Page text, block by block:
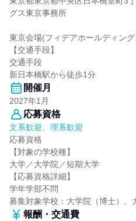
グス東京事務所
東京会場(フィデアホールディン
【交通手段】
交通手段
新日本橋駅から徒歩1分
開催月
2027年1月
応募資格
文系歓迎、理系歓迎
応募資格
【対象の学校種】
大学／大学院／短期大学
【応募資格詳細】
学年学部不問
募集対象学校：大学院（博士）、
報酬・交通費